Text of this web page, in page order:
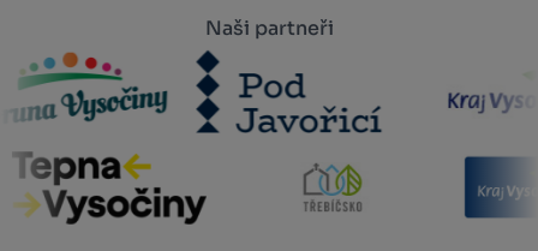
Naši partneři